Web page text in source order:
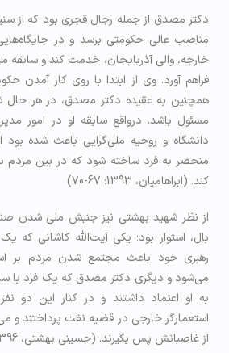
دکتر مصدق از جمله رجال قجری بود که از
مناصب عالی حکومتی برسد و در جایگاه‌هایی
خارجه، والی آذربایجان، خدمت کند و سابقه
فراهم آورد. وی از ابتدا با روی کار آمدن
همچنین به عقیده دکتر مصدق، در هر حال
مسئول باشد. درواقع سابقه او در امور
دانشگاه و روحیه ملی‌گرایی باعث شده
منحصر به فرد ساخته شود که در بین مردم
کند. (ابراهامیان، 1393: 67-70)
از نظر شهید بهشتی نیز جنبش ملی شدن
بال، استوار بود؛ یکی آیت‌الله کاشانی که
رهبری خود باعث مجتمع شدن مردم بر
می‌شود و دیگری دکتر مصدق که یک فرد با
به او اعتماد داشتند و در کنار این دو
استعمارگر خارجی در قضیه نفت پرداختند و
از غاصبانش پس بگیرند. (حسینی بهشتی، 1396، ج1: 534)